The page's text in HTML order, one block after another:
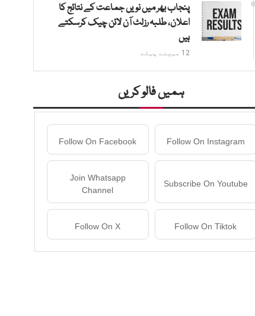
پنجاب بھر میں نویں جماعت کے نتائج کا
اعلان، طلبہ رزلٹ آن لائن چیک کرسکتے
ہیں
12 مہینے پہلے
ہمیں فالو کریں
Follow On Instagram
Follow On Facebook
Subscribe On Youtube
Join Whatsapp
Channel
Follow On Tiktok
Follow On X